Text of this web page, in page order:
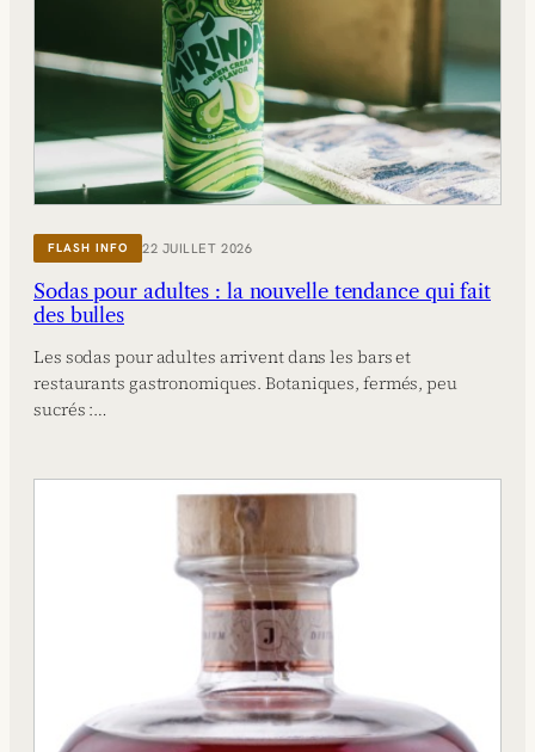
FLASH INFO 22 JUILLET 2026
Sodas pour adultes : la nouvelle tendance qui fait
des bulles
Les sodas pour adultes arrivent dans les bars et
restaurants gastronomiques. Botaniques, fermés, peu
sucrés :…